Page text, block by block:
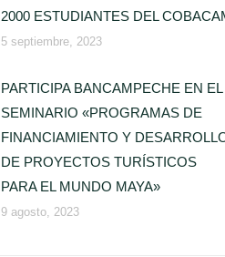
2000 ESTUDIANTES DEL
5 septiembre, 2023
PARTICIPA BANCAMPECHE EN EL
SEMINARIO «PROGRAMAS DE
FINANCIAMIENTO Y
DE PROYECTOS TURÍSTICOS
PARA EL MUNDO MAYA»
9 agosto, 2023